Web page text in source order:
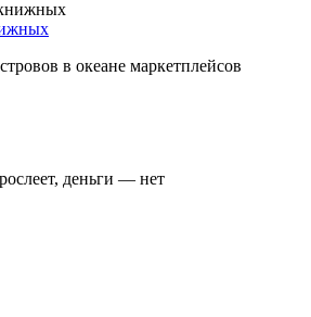
в океане маркетплейсов
деньги — нет